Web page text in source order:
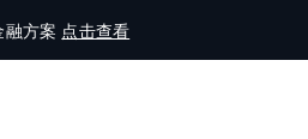
融方案 点击查看